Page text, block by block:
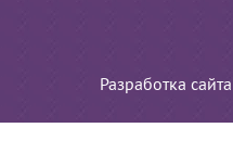
Разработка